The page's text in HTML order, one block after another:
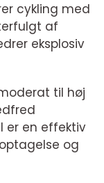
cykling med
af
eksplosiv
til høj
er en effektiv
og